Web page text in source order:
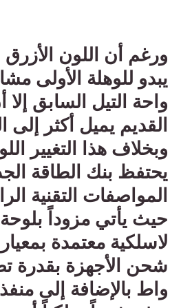
ورغم أن اللون الأزرق
يبدو للوهلة الأولى
واحة التيل السابق إلا
القديم يميل أكثر إلى
وبخلاف هذا التغيير
يحتفظ بنك الطاقة
المواصفات التقنية
حيث يأتي مزوداً
لاسلكية معتمدة بمعيار
واط بالإضافة إلى منفذ